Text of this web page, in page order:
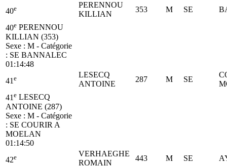
40e
PERENNOU
KILLIAN
353 M SE
40e PERENNOU
KILLIAN (353)
Sexe : M - Catégorie
: SE BANNALEC
01:14:48
41 e
LESECQ
ANTOINE
287 M SE
41 e LESECQ
ANTOINE (287)
Sexe : M - Catégorie
: SE COURIR A
MOELAN
01:14:50
42e
VERHAEGHE
ROMAIN
443 M SE